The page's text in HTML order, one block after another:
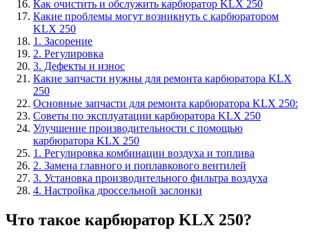
Как очистить и обслужить карбюратор KLX 250
Какие проблемы могут возникнуть с карбюратором
KLX 250
1. Засорение
2. Регулировка
3. Дефекты и износ
Какие запчасти нужны для ремонта карбюратора KLX
250
Основные запчасти для ремонта карбюратора KLX 250:
Советы по эксплуатации карбюратора KLX 250
Улучшение производительности с помощью
карбюратора KLX 250
1. Регулировка комбинации воздуха и топлива
2. Замена главного и поплавкового вентилей
3. Установка производительного фильтра воздуха
4. Настройка дроссельной заслонки
Что такое карбюратор KLX 250?